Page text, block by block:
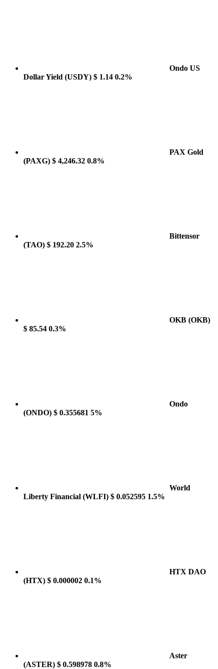
Ondo US
Dollar Yield (USDY) $ 1.14 0.2%
PAX Gold
(PAXG) $ 4,246.32 0.8%
Bittensor
(TAO) $ 192.20 2.5%
OKB (OKB)
$ 85.54 0.3%
Ondo
(ONDO) $ 0.355681 5%
World
Liberty Financial (WLFI) $ 0.052595 1.5%
HTX DAO
(HTX) $ 0.000002 0.1%
Aster
(ASTER) $ 0.598978 0.8%